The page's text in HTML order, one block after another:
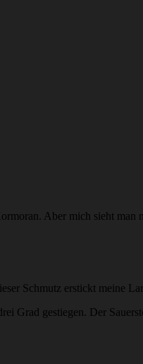
Aber mich sieht man
Schmutz erstickt meine
Grad gestiegen. Der